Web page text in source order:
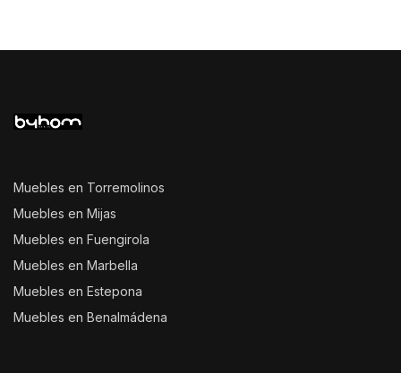
Muebles en Torremolinos
Muebles en Mijas
Muebles en Fuengirola
Muebles en Marbella
Muebles en Estepona
Muebles en Benalmádena